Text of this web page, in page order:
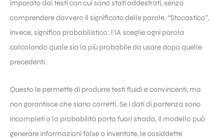
imparato dai testi con cui sono stati addestrati, senza
comprendere davvero il significato delle parole. “Stocastico”,
invece, significa probabilistico: l’IA sceglie ogni parola
calcolando quale sia la più probabile da usare dopo quelle
precedenti.
Questo le permette di produrre testi fluidi e convincenti, ma
non garantisce che siano corretti. Se i dati di partenza sono
incompleti o la probabilità porta fuori strada, il modello può
generare informazioni false o inventate, le cosiddette